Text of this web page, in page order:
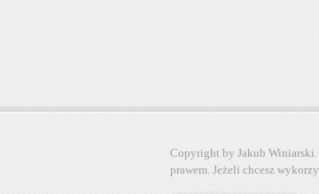
Copyright by Jakub Winiarski.
prawem. Jeżeli chcesz